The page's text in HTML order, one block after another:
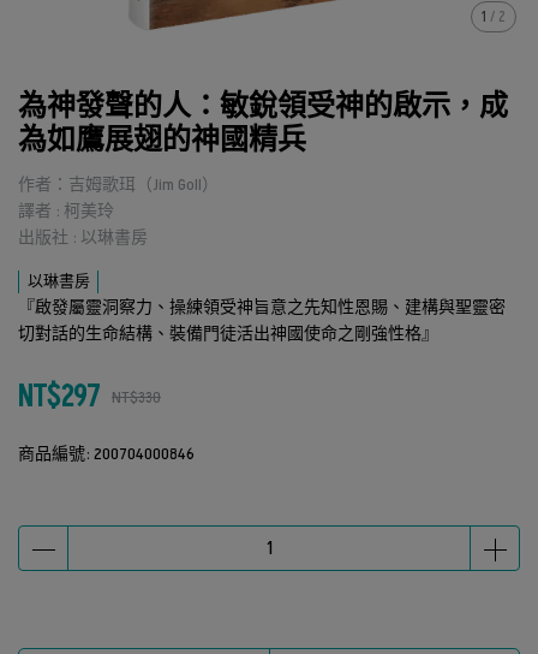
1 / 2
為神發聲的人：敏銳領受神的啟示，成
為如鷹展翅的神國精兵
作者：吉姆歌珥（Jim Goll）
譯者 : 柯美玲
出版社 : 以琳書房
以琳書房
『啟發屬靈洞察力、操練領受神旨意之先知性恩賜、建構與聖靈密
切對話的生命結構、裝備門徒活出神國使命之剛強性格』
NT$297 NT$330
商品編號: 200704000846